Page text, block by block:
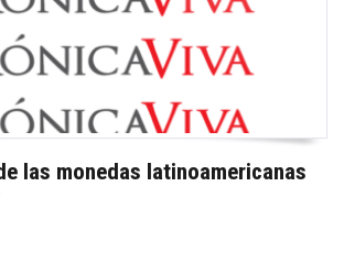
las monedas latinoamericanas